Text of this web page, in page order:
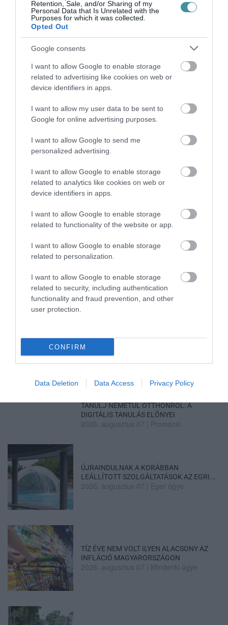
Retention, Sale, and/or Sharing of my
Personal Data that Is Unrelated with the
Purposes for which it was collected.
Opted Out
Google consents
I want to allow Google to enable storage
related to advertising like cookies on web or
device identifiers in apps.
I want to allow my user data to be sent to
Google for online advertising purposes.
I want to allow Google to send me
personalized advertising.
I want to allow Google to enable storage
related to analytics like cookies on web or
device identifiers in apps.
I want to allow Google to enable storage
related to functionality of the website or app.
I want to allow Google to enable storage
related to personalization.
I want to allow Google to enable storage
related to security, including authentication
functionality and fraud prevention, and other
user protection.
CONFIRM
Data Deletion Data Access Privacy Policy
Legfrissebb híreink
35 PERCES TANÓRÁK ÉS KEVESEBB HÁZI
2026. augusztus 08|Mindenki ügye
BAKA ANDRÁST JELÖLI KÖZTÁRSASÁGI
2026. augusztus 08|Mindenki ügye
ÚJ MAGYAR KÜLÜGYI STRATÉGIA KÉSZÜL,
TELJES SZAKÍTÁS JÖN A...
TATA ELBŰVÖLŐ LÁTVÁNYOSSÁGAI,
AMIKÉRT ÉRDEMES MEGNÉZNI
2026. augusztus 08|Promóció
TÖBB MINT EGY HÓNAP IS LEHET, MIRE
TELJESEN ÚJRAINDUL A P...
2026. augusztus 07|Mindenki ügye
TANULJ NÉMETÜL OTTHONRÓL: A
DIGITÁLIS TANULÁS ELŐNYEI
2026. augusztus 07 Promóció
ÚJRAINDULNAK A KORÁBBAN
LEÁLLÍTOTT SZOLGÁLTATÁSOK AZ EGRI...
2026. augusztus 07 Eger ügye
TÍZ ÉVE NEM VOLT ILYEN ALACSONY AZ
INFLÁCIÓ MAGYARORSZÁGON
2026. augusztus 07 Mindenki ügye